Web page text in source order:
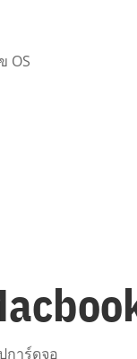
OS
การ์ดจอ